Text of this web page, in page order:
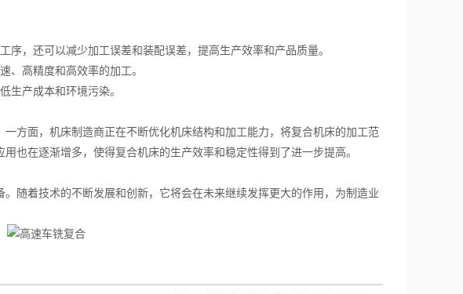
，还可以减少加工误差和装配误差，提高生产效率和产品质量。
高精度和高效率的加工。
产成本和环境污染。
面，机床制造商正在不断优化机床结构和加工能力，将复合机床的加工范
也在逐渐增多，使得复合机床的生产效率和稳定性得到了进一步提高。
着技术的不断发展和创新，它将会在未来继续发挥更大的作用，为制造业